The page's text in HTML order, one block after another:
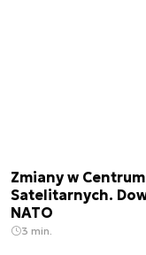
Zmiany w
Satelitarnych.
NATO
3 min.